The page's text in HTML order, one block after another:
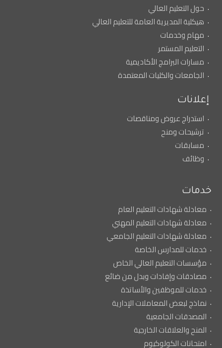
حول التعليم العالي
هيكلية المديرية العامة للتعليم العالي
مهام وخدمات
التعليم المستمر
مسارات البرامج الأكاديمية
الجامعات والكليات المعتمدة
إعلانات
استدراج عروض ومناقصات
ترشيحات ومنح
مسابقات
وظائف
خدمات
معادلة شهادات التعليم العام
معادلة شهادات التعليم المهني
معادلة شهادات التعليم الجامعي
خدمات للمدارس الخاصة
مؤسسات التعليم العالي الخاص
مصادقات وإفادات وبدل من ضائع
خدمات للموظفين والأساتذة
نماذج لبعض المعاملات الإدارية
المصدقات الجامعية
المنح والعلاقات الخارجية
امتحانات الكولوكيوم